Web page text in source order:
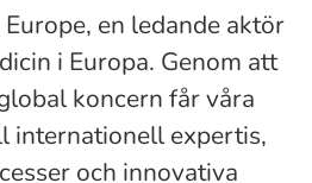
en ledande aktör
i Europa. Genom att
koncern får våra
internationell expertis,
och innovativa